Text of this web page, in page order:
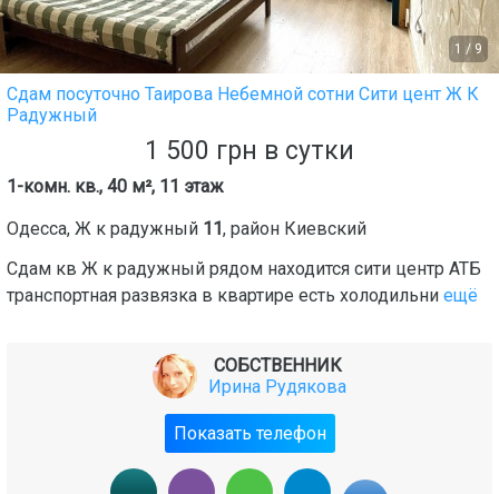
1 / 9
Сдам посуточно Таирова Небемной сотни Сити цент Ж К
Радужный
1 500 грн в сутки
1-комн. кв., 40 м², 11 этаж
Одесса, Ж к радужный 11, район Киевский
Сдам кв Ж к радужный рядом находится сити центр АТБ
транспортная развязка в квартире есть холодильни ещё
СОБСТВЕННИК
Ирина Рудякова
Показать телефон